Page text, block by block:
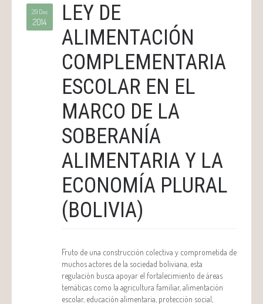
29 Dec
2014
LEY DE
ALIMENTACIÓN
COMPLEMENTARIA
ESCOLAR EN EL
MARCO DE LA
SOBERANÍA
ALIMENTARIA Y LA
ECONOMÍA PLURAL
(BOLIVIA)
Fruto de una construcción colectiva y comprometida de
muchos actores de la sociedad boliviana, esta
regulación busca apoyar el fortalecimiento de áreas
temáticas como la agricultura familiar, alimentación
escolar, educación alimentaria, protección social,